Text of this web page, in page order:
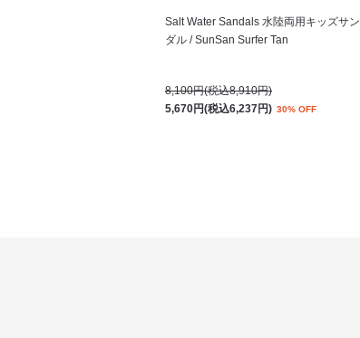
Salt Water Sandals 水陸両用キッズサン
ダル / SunSan Surfer Tan
8,100円(税込8,910円)
5,670円(税込6,237円) 30% OFF